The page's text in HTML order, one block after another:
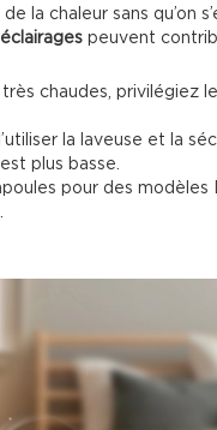
la chaleur sans qu’on
peuvent
chaudes, privilégiez
la laveuse et la
plus basse.
pour des modèles